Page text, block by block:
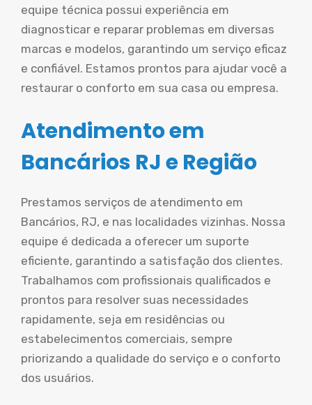
equipe técnica possui experiência em
diagnosticar e reparar problemas em diversas
marcas e modelos, garantindo um serviço eficaz
e confiável. Estamos prontos para ajudar você a
restaurar o conforto em sua casa ou empresa.
Atendimento em
Bancários RJ e Região
Prestamos serviços de atendimento em
Bancários, RJ, e nas localidades vizinhas. Nossa
equipe é dedicada a oferecer um suporte
eficiente, garantindo a satisfação dos clientes.
Trabalhamos com profissionais qualificados e
prontos para resolver suas necessidades
rapidamente, seja em residências ou
estabelecimentos comerciais, sempre
priorizando a qualidade do serviço e o conforto
dos usuários.